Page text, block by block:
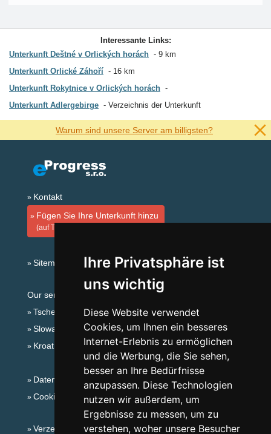
Ihre Privatsphäre ist
uns wichtig
Diese Website verwendet
Cookies, um Ihnen ein besseres
Internet-Erlebnis zu ermöglichen
und die Werbung, die Sie sehen,
besser an Ihre Bedürfnisse
anzupassen. Diese Technologien
nutzen wir außerdem, um
Ergebnisse zu messen, um zu
verstehen, woher unsere Besucher
Interessante Links:
Unterkunft Deštné v Orlických horách
9 km
Unterkunft Orlické Záhoří
16 km
Unterkunft Rokytnice v Orlických horách
Unterkunft Adlergebirge
Verzeichnis der Unterkunft
Warum sind unsere Server am billigsten?
Kontakt
Fügen Sie Ihre Unterkunft hinzu
(auf Tschechisch)
Sitemap
Our servers:
Tschechische Gebirge
Slowakische Gebirge
Kroatien
Datenschutz
Cookies
Verzeichnis der Unterkunft